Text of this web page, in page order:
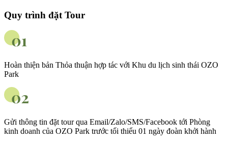
Quy trình đặt Tour
Hoàn thiện bản Thỏa thuận hợp tác với Khu du lịch sinh thái OZO
Park
Gửi thông tin đặt tour qua Email/Zalo/SMS/Facebook tới Phòng
kinh doanh của OZO Park trước tối thiểu 01 ngày đoàn khởi hành